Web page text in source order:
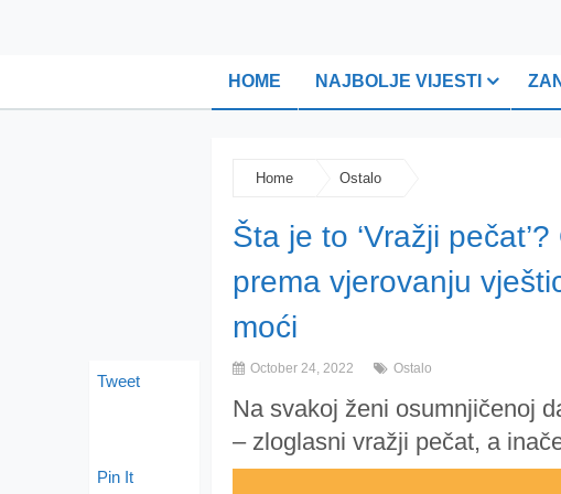
HOME NAJBOLJE VIJESTI
Home Ostalo
Šta je to ‘Vražji
prema vjerovanju
moći
October 24, 2022 Ostalo
Na svakoj ženi osumnjičenoj
– zloglasni vražji pečat, a
Tweet
Pin It